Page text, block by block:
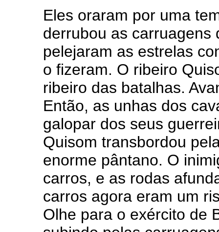
Eles oraram por uma
derrubou as carruagens
pelejaram as estrelas
o fizeram. O ribeiro
ribeiro das batalhas.
Então, as unhas dos
galopar dos seus
Quisom transbordou
enorme pântano. O
carros, e as rodas
carros agora eram um
Olhe para o exército de